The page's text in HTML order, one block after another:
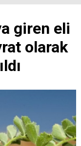
giren eli
olarak